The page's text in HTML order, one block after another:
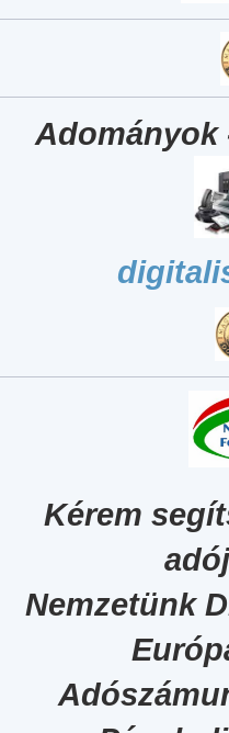
Adományok
Kérem
Nemzetünk